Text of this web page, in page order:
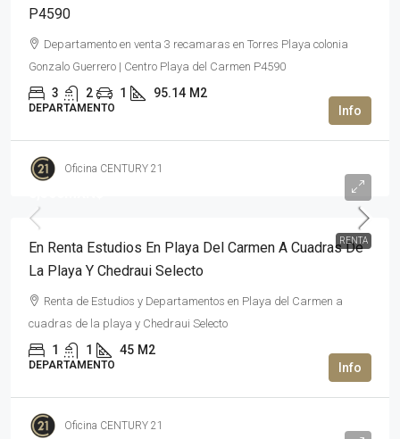
P4590
Departamento en venta 3 recamaras en Torres Playa colonia
Gonzalo Guerrero | Centro Playa del Carmen P4590
3 2 1 95.14 M2
DEPARTAMENTO
Oficina CENTURY 21
RENTA
En Renta Estudios En Playa Del Carmen A Cuadras De
La Playa Y Chedraui Selecto
Renta de Estudios y Departamentos en Playa del Carmen a
cuadras de la playa y Chedraui Selecto
1 1 45 M2
DEPARTAMENTO
Oficina CENTURY 21